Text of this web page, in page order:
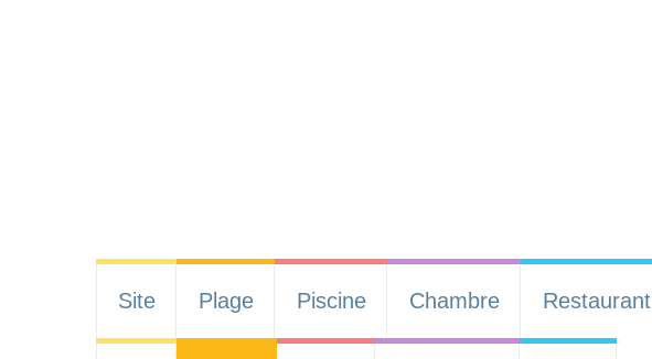
Site Plage Piscine Chambre Restaurant